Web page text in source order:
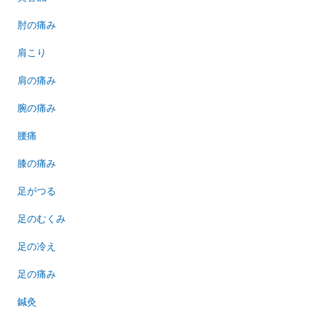
肘の痛み
肩こり
肩の痛み
腕の痛み
腰痛
膝の痛み
足がつる
足のむくみ
足の冷え
足の痛み
鍼灸